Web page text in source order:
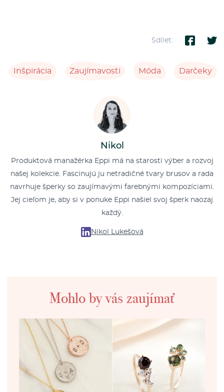
Sdílet:
Inšpirácia Zaujímavosti Móda Darčeky
Nikol
Produktová manažérka Eppi má na starosti výber a rozvoj
našej kolekcie. Fascinujú ju netradičné tvary brusov a rada
navrhuje šperky so zaujímavými farebnými kompozíciami.
Jej cieľom je, aby si v ponuke Eppi našiel svoj šperk naozaj
každý.
Nikol Lukešová
Mohlo by vás zaujímať